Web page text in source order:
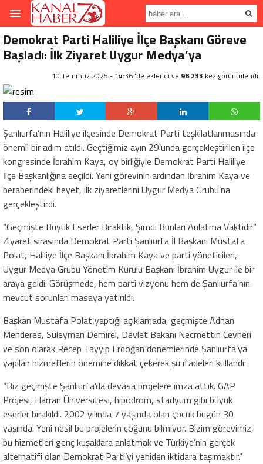
Demokrat Parti Haliliye İlçe Başkanı Göreve
Başladı: İlk Ziyaret Uygur Medya’ya
10 Temmuz 2025 - 14:36 'de eklendi ve 98.233 kez görüntülendi.
Şanlıurfa’nın Haliliye ilçesinde Demokrat Parti teşkilatlanmasında
önemli bir adım atıldı. Geçtiğimiz ayın 29’unda gerçekleştirilen ilçe
kongresinde İbrahim Kaya, oy birliğiyle Demokrat Parti Haliliye
İlçe Başkanlığına seçildi. Yeni görevinin ardından İbrahim Kaya ve
beraberindeki heyet, ilk ziyaretlerini Uygur Medya Grubu’na
gerçekleştirdi.
“Geçmişte Büyük Eserler Bıraktık, Şimdi Bunları Anlatma Vaktidir”
Ziyaret sırasında Demokrat Parti Şanlıurfa İl Başkanı Mustafa
Polat, Haliliye İlçe Başkanı İbrahim Kaya ve parti yöneticileri,
Uygur Medya Grubu Yönetim Kurulu Başkanı İbrahim Uygur ile bir
araya geldi. Görüşmede, hem parti vizyonu hem de Şanlıurfa’nın
mevcut sorunları masaya yatırıldı.
Başkan Mustafa Polat yaptığı açıklamada, geçmişte Adnan
Menderes, Süleyman Demirel, Devlet Bakanı Necmettin Cevheri
ve son olarak Recep Tayyip Erdoğan dönemlerinde Şanlıurfa’ya
yapılan hizmetlerin önemine dikkat çekerek şu ifadeleri kullandı:
“Biz geçmişte Şanlıurfa’da devasa projelere imza attık. GAP
Projesi, Harran Üniversitesi, hipodrom, stadyum gibi büyük
eserler bırakıldı. 2002 yılında 7 yaşında olan çocuk bugün 30
yaşında. Yeni nesil bu projelerin çoğunu bilmiyor. Bizim görevimiz,
bu hizmetleri genç kuşaklara anlatmak ve Türkiye’nin gerçek
alternatifi olan Demokrat Parti’yi yeniden iktidara taşımaktır.”